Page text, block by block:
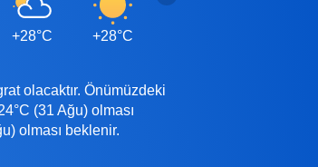
+28°C +28°C
olacaktır. Önümüzdeki
(31 Ağu) olması
olması beklenir.